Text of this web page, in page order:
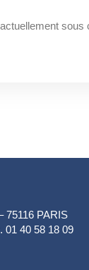
sous
75116 PARIS
01 40 58 18 09